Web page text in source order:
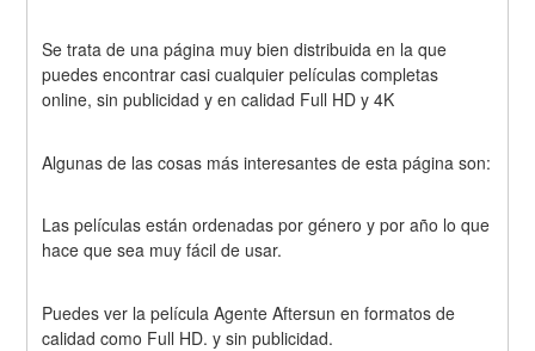
Se trata de una página muy bien distribuida en la que
puedes encontrar casi cualquier películas completas
online, sin publicidad y en calidad Full HD y 4K
Algunas de las cosas más interesantes de esta página son:
Las películas están ordenadas por género y por año lo que
hace que sea muy fácil de usar.
Puedes ver la película Agente Aftersun en formatos de
calidad como Full HD. y sin publicidad.